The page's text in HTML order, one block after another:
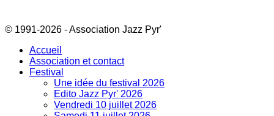
© 1991-2026 - Association Jazz Pyr'
Accueil
Association et contact
Festival
Une idée du festival 2026
Edito Jazz Pyr' 2026
Vendredi 10 juillet 2026